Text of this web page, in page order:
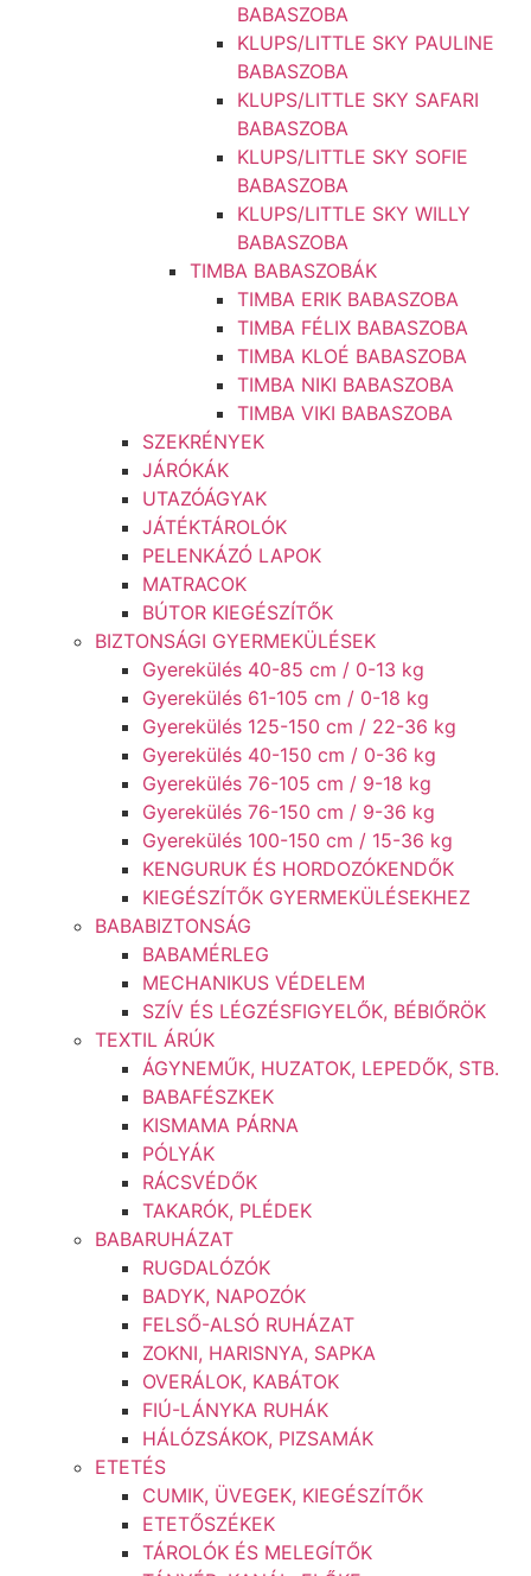
BABASZOBA
KLUPS/LITTLE SKY PAULINE
BABASZOBA
KLUPS/LITTLE SKY SAFARI
BABASZOBA
KLUPS/LITTLE SKY SOFIE
BABASZOBA
KLUPS/LITTLE SKY WILLY
BABASZOBA
TIMBA BABASZOBÁK
TIMBA ERIK BABASZOBA
TIMBA FÉLIX BABASZOBA
TIMBA KLOÉ BABASZOBA
TIMBA NIKI BABASZOBA
TIMBA VIKI BABASZOBA
SZEKRÉNYEK
JÁRÓKÁK
UTAZÓÁGYAK
JÁTÉKTÁROLÓK
PELENKÁZÓ LAPOK
MATRACOK
BÚTOR KIEGÉSZÍTŐK
BIZTONSÁGI GYERMEKÜLÉSEK
Gyerekülés 40-85 cm / 0-13 kg
Gyerekülés 61-105 cm / 0-18 kg
Gyerekülés 125-150 cm / 22-36 kg
Gyerekülés 40-150 cm / 0-36 kg
Gyerekülés 76-105 cm / 9-18 kg
Gyerekülés 76-150 cm / 9-36 kg
Gyerekülés 100-150 cm / 15-36 kg
KENGURUK ÉS HORDOZÓKENDŐK
KIEGÉSZÍTŐK GYERMEKÜLÉSEKHEZ
BABABIZTONSÁG
BABAMÉRLEG
MECHANIKUS VÉDELEM
SZÍV ÉS LÉGZÉSFIGYELŐK, BÉBIŐRÖK
TEXTIL ÁRÚK
ÁGYNEMŰK, HUZATOK, LEPEDŐK, STB.
BABAFÉSZKEK
KISMAMA PÁRNA
PÓLYÁK
RÁCSVÉDŐK
TAKARÓK, PLÉDEK
BABARUHÁZAT
RUGDALÓZÓK
BADYK, NAPOZÓK
FELSŐ-ALSÓ RUHÁZAT
ZOKNI, HARISNYA, SAPKA
OVERÁLOK, KABÁTOK
FIÚ-LÁNYKA RUHÁK
HÁLÓZSÁKOK, PIZSAMÁK
ETETÉS
CUMIK, ÜVEGEK, KIEGÉSZÍTŐK
ETETŐSZÉKEK
TÁROLÓK ÉS MELEGÍTŐK